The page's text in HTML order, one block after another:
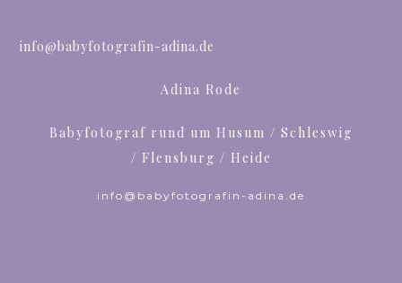
info@babyfotografin-adina.de
Adina Rode
Babyfotograf rund um Husum / Schleswig
/ Flensburg / Heide
info@babyfotografin-adina.de